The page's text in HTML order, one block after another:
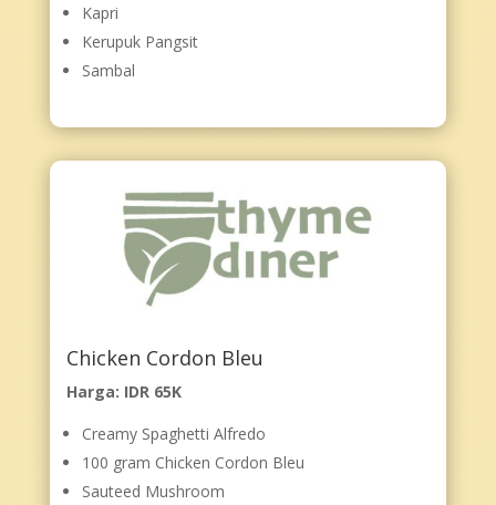
Kapri
Kerupuk Pangsit
Sambal
Chicken Cordon Bleu
Harga: IDR 65K
Creamy Spaghetti Alfredo
100 gram Chicken Cordon Bleu
Sauteed Mushroom